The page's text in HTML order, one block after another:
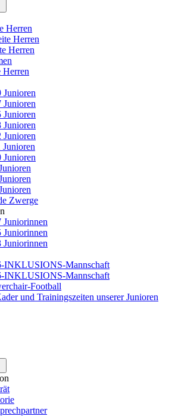
Herren
Herren
Herren
Herren
Junioren
Junioren
Junioren
Junioren
Junioren
Junioren
Junioren
Zwerge
Juniorinnen
Juniorinnen
Juniorinnen
INKLUSIONS-Mannschaft
INKLUSIONS-Mannschaft
Football
und Trainingszeiten unserer Junioren